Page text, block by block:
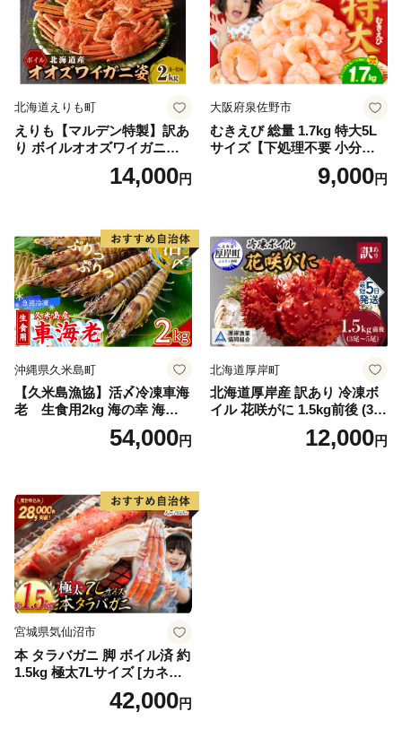
北海道えりも町
えりも【マルデン特製】訳あ
り ボイルオオズワイガニ姿2
kg《1kg(４尾～５尾)×2》【e
r002-051-a】 / ふるさと納税
イル済み 冷凍 カニ 蟹 かに
カニ味噌 甲羅 お得 格安 小ぶ
り 解凍 カニ鍋 甲羅焼き 海鮮
返礼品 特産品 新鮮 濃厚 旨み
簡単調理 家庭用 ギフト グル
メ
14,000円
大阪府泉佐野市
むきえび 総量 1.7kg 特大5L
サイズ【下処理不要 小分け 8
50g×2P 訳あり サイズ不揃い
バナメイエビ バラ凍結】
9,000円
沖縄県久米島町
【久米島漁協】活〆冷凍車海
老 生食用2kg 海の幸 海鮮
車えび クルマエビ 高級食材
生食 刺身 鮮度抜群 プリプリ
り物 お歳暮 お中元
54,000円
北海道厚岸町
北海道厚岸産 訳あり 冷凍ボ
イル 花咲がに 1.5kg前後 (3尾
～5尾入) 蟹 花咲ガニ 魚介類
魚介 [№5863-1090]12,000円
宮城県気仙沼市
本 タラバガニ 脚 ボイル済 約
1.5kg 極太7Lサイズ [カネダ
イ 宮城県 気仙沼市 2056432
6] カニ かに 蟹 たらばがに た
42,000円